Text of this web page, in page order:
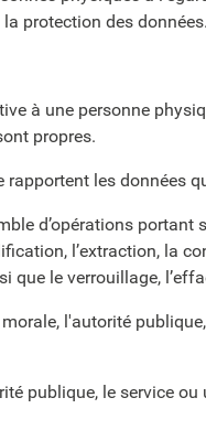
protection des données.
à une personne
propres.
les données
d’opérations portant
l’extraction,
que le verrouillage,
l'autorité
publique, le service